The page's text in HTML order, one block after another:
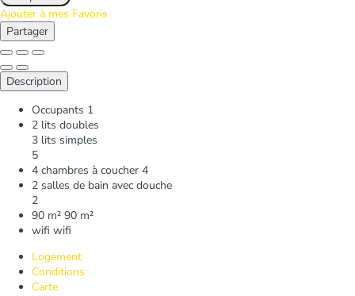
Ajouter à mes Favoris
Partager
Description
Occupants 1
2 lits doubles
3 lits simples
5
4 chambres à coucher 4
2 salles de bain avec douche
2
90 m² 90 m²
wifi wifi
Logement
Conditions
Carte